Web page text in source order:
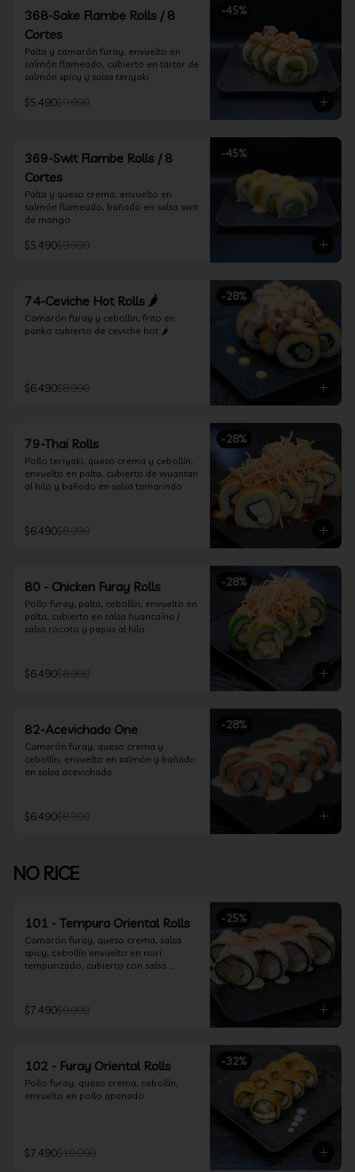
-45%
368-Sake Flambe Rolls / 8
Cortes
Palta y camarón furay, envuelto en
salmón flameado, cubierto en tartar de
salmón spicy y salsa teriyaki
$5.490$9.990
-45%
369-Swit Flambe Rolls / 8
Cortes
Palta y queso crema, envuelto en
salmón flameado, bañado en salsa swit
de mango
$5.490$9.990
-28%
74-Ceviche Hot Rolls 🌶️
Camarón furay y cebollin, frito en
panko cubierto de ceviche hot 🌶️
$6.490$8.990
-28%
79-Thai Rolls
Pollo teriyaki, queso crema y cebollín,
envuelto en palta, cubierto de wuantan
al hilo y bañado en salsa tamarindo
$6.490$8.990
-28%
80 - Chicken Furay Rolls
Pollo furay, palta, cebollín, envuelto en
palta, cubierto en salsa huancaína /
salsa rocoto y papas al hilo
$6.490$8.990
-28%
82-Acevichado One
Camarón furay, queso crema y
cebollín, envuelto en salmón y bañado
en salsa acevichada
$6.490$8.990
NO RICE
-25%
101 - Tempura Oriental Rolls
Camarón furay, queso crema, salsa
spicy, cebollín envuelto en nori
tempurizado, cubierto con salsa
$7.490$9.990
-32%
102 - Furay Oriental Rolls
Pollo furay, queso crema, cebollín,
envuelto en pollo apanado
$7.490$10.990